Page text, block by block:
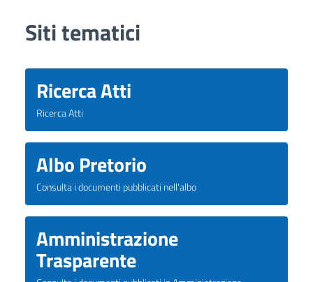
Siti tematici
Ricerca Atti
Ricerca Atti
Albo Pretorio
Consulta i documenti pubblicati nell'albo
Amministrazione
Trasparente